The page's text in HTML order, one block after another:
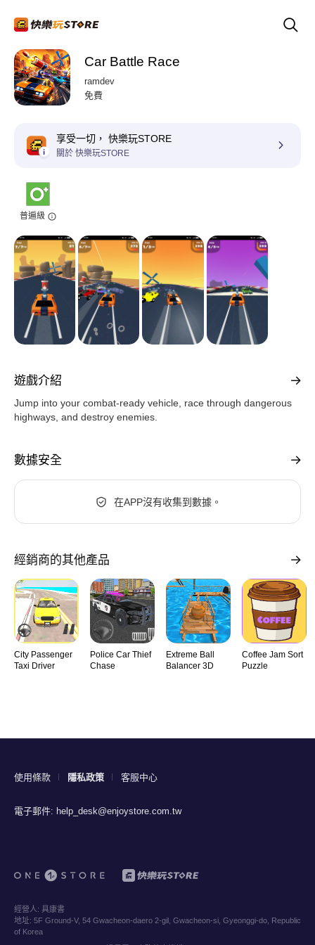
Car Battle Race
ramdev
免費
享受一切， 快樂玩STORE
關於 快樂玩STORE
普遍級
遊戲介紹
Jump into your combat-ready vehicle, race through dangerous
highways, and destroy enemies.
數據安全
在APP沒有收集到數據。
經銷商的其他產品
City Passenger
Taxi Driver
Police Car Thief
Chase
Extreme Ball
Balancer 3D
Coffee Jam Sort
Puzzle
使用條款 隱私政策 客服中心
電子郵件: help_desk@enjoystore.com.tw
經營人: 具康書
地址: 5F Ground-V, 54 Gwacheon-daero 2-gil, Gwacheon-si, Gyeonggi-do, Republic
of Korea